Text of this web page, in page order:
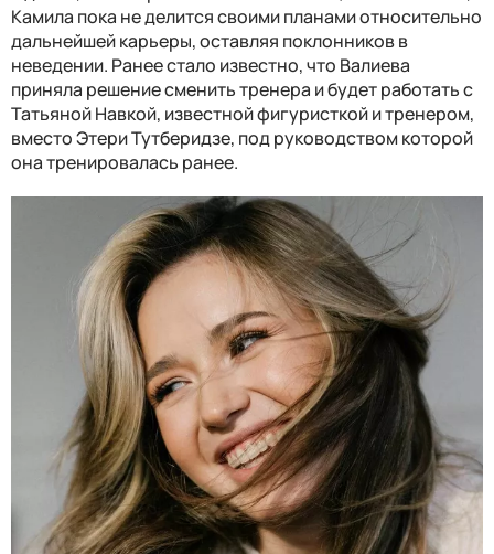
Камила пока не делится своими планами относительно
дальнейшей карьеры, оставляя поклонников в
неведении. Ранее стало известно, что Валиева
приняла решение сменить тренера и будет работать с
Татьяной Навкой, известной фигуристкой и тренером,
вместо Этери Тутберидзе, под руководством которой
она тренировалась ранее.